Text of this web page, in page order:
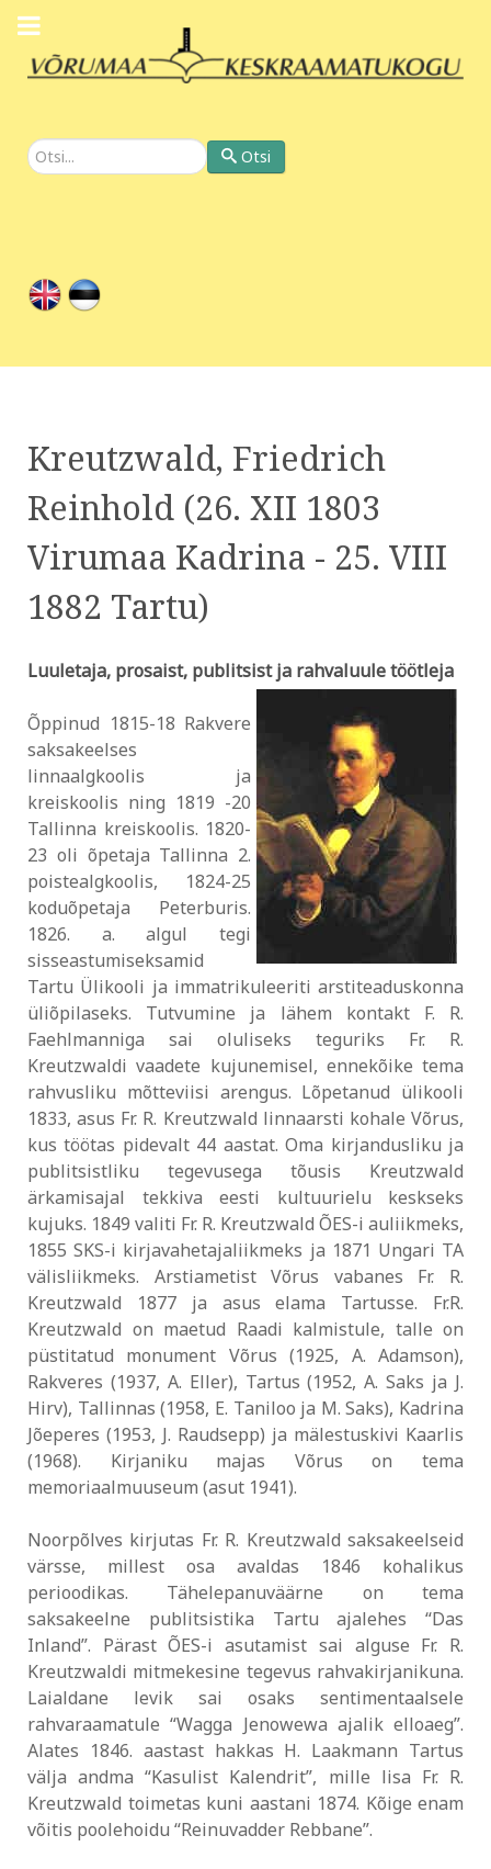
Otsi Otsi
Kreutzwald, Friedrich
Reinhold (26. XII 1803
Virumaa Kadrina - 25. VIII
1882 Tartu)
Luuletaja, prosaist, publitsist ja rahvaluule töötleja
Õppinud 1815-18 Rakvere
saksakeelses
linnaalgkoolis ja
kreiskoolis ning 1819 -20
Tallinna kreiskoolis. 1820-
23 oli õpetaja Tallinna 2.
poistealgkoolis, 1824-25
koduõpetaja Peterburis.
1826. a. algul tegi
sisseastumiseksamid
Tartu Ülikooli ja immatrikuleeriti arstiteaduskonna
üliõpilaseks. Tutvumine ja lähem kontakt F. R.
Faehlmanniga sai oluliseks teguriks Fr. R.
Kreutzwaldi vaadete kujunemisel, ennekõike tema
rahvusliku mõtteviisi arengus. Lõpetanud ülikooli
1833, asus Fr. R. Kreutzwald linnaarsti kohale Võrus,
kus töötas pidevalt 44 aastat. Oma kirjandusliku ja
publitsistliku tegevusega tõusis Kreutzwald
ärkamisajal tekkiva eesti kultuurielu keskseks
kujuks. 1849 valiti Fr. R. Kreutzwald ÕES-i auliikmeks,
1855 SKS-i kirjavahetajaliikmeks ja 1871 Ungari TA
välisliikmeks. Arstiametist Võrus vabanes Fr. R.
Kreutzwald 1877 ja asus elama Tartusse. Fr.R.
Kreutzwald on maetud Raadi kalmistule, talle on
püstitatud monument Võrus (1925, A. Adamson),
Rakveres (1937, A. Eller), Tartus (1952, A. Saks ja J.
Hirv), Tallinnas (1958, E. Taniloo ja M. Saks), Kadrina
Jõeperes (1953, J. Raudsepp) ja mälestuskivi Kaarlis
(1968). Kirjaniku majas Võrus on tema
memoriaalmuuseum (asut 1941).
Noorpõlves kirjutas Fr. R. Kreutzwald saksakeelseid
värsse, millest osa avaldas 1846 kohalikus
perioodikas. Tähelepanuväärne on tema
saksakeelne publitsistika Tartu ajalehes “Das
Inland”. Pärast ÕES-i asutamist sai alguse Fr. R.
Kreutzwaldi mitmekesine tegevus rahvakirjanikuna.
Laialdane levik sai osaks sentimentaalsele
rahvaraamatule “Wagga Jenowewa ajalik elloaeg”.
Alates 1846. aastast hakkas H. Laakmann Tartus
välja andma “Kasulist Kalendrit”, mille lisa Fr. R.
Kreutzwald toimetas kuni aastani 1874. Kõige enam
võitis poolehoidu “Reinuvadder Rebbane”.